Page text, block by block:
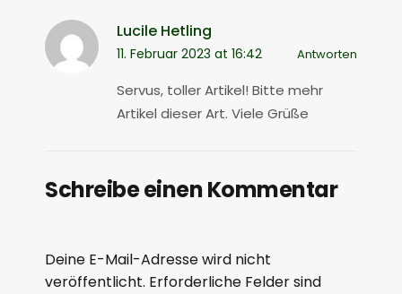
Lucile Hetling
11. Februar 2023 at 16:42 Antworten
Servus, toller Artikel! Bitte mehr
Artikel dieser Art. Viele Grüße
Schreibe einen Kommentar
Deine E-Mail-Adresse wird nicht
veröffentlicht. Erforderliche Felder sind